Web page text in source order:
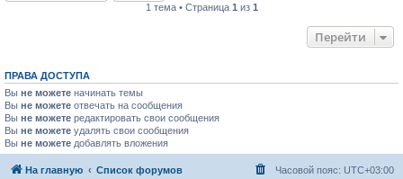
1 тема • Страница 1 из 1
Перейти
ПРАВА ДОСТУПА
Вы не можете начинать темы
Вы не можете отвечать на сообщения
Вы не можете редактировать свои сообщения
Вы не можете удалять свои сообщения
Вы не можете добавлять вложения
На главную Список форумов Часовой пояс: UTC+03:00